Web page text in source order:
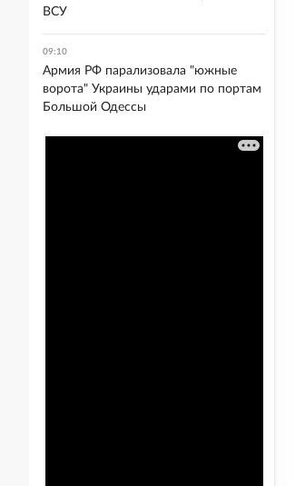
ВСУ
09:10
Армия РФ парализовала "южные
ворота" Украины ударами по портам
Большой Одессы